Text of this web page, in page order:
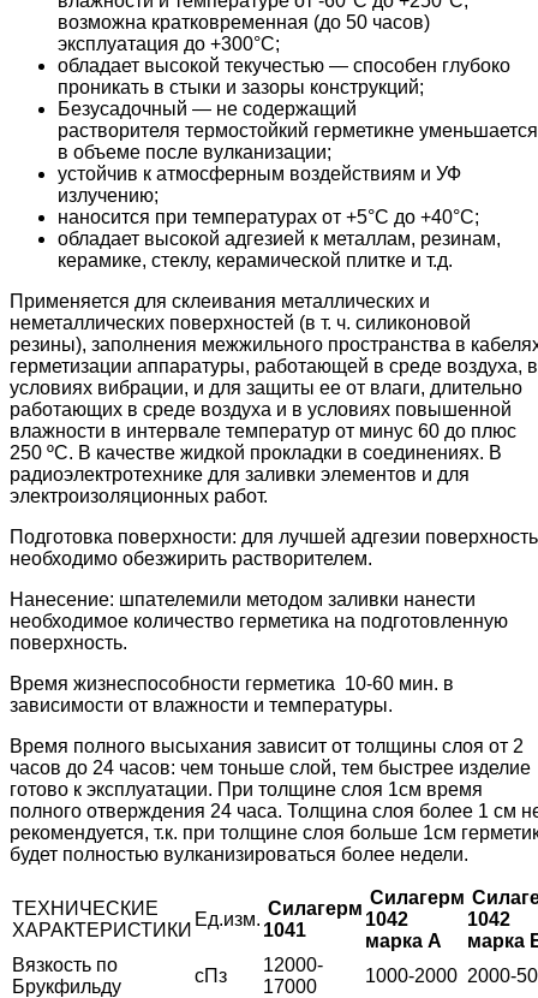
возможна кратковременная (до 50 часов)
эксплуатация до +300°C;
обладает высокой текучестью — способен глубоко
проникать в стыки и зазоры конструкций;
Безусадочный — не содержащий
растворителя термостойкий герметикне уменьшается
в объеме после вулканизации;
устойчив к атмосферным воздействиям и УФ
излучению;
наносится при температурах от +5°C до +40°C;
обладает высокой адгезией к металлам, резинам,
керамике, стеклу, керамической плитке и т.д.
Применяется для склеивания металлических и
неметаллических поверхностей (в т. ч. силиконовой
резины), заполнения межжильного пространства в
герметизации аппаратуры, работающей в среде воздуха, в
условиях вибрации, и для защиты ее от влаги, длительно
работающих в среде воздуха и в условиях повышенной
влажности в интервале температур от минус 60 до плюс
250 ºС. В качестве жидкой прокладки в соединениях. В
радиоэлектротехнике для заливки элементов и для
электроизоляционных работ.
Подготовка поверхности: для лучшей адгезии поверхность
необходимо обезжирить растворителем.
Нанесение: шпателемили методом заливки нанести
необходимое количество герметика на подготовленную
поверхность.
Время жизнеспособности герметика 10-60 мин. в
зависимости от влажности и температуры.
Время полного высыхания зависит от толщины слоя от 2
часов до 24 часов: чем тоньше слой, тем быстрее изделие
готово к эксплуатации. При толщине слоя 1см время
полного отверждения 24 часа. Толщина слоя более 1 см
рекомендуется, т.к. при толщине слоя больше 1см
будет полностью вулканизироваться более недели.
ТЕХНИЧЕСКИЕ
ХАРАКТЕРИСТИКИ
Ед.изм.
Силагерм
1041
Силагерм
1042
марка А
1042
марка
Вязкость по
Брукфильду
сПз
12000-
17000
1000-2000 2000-